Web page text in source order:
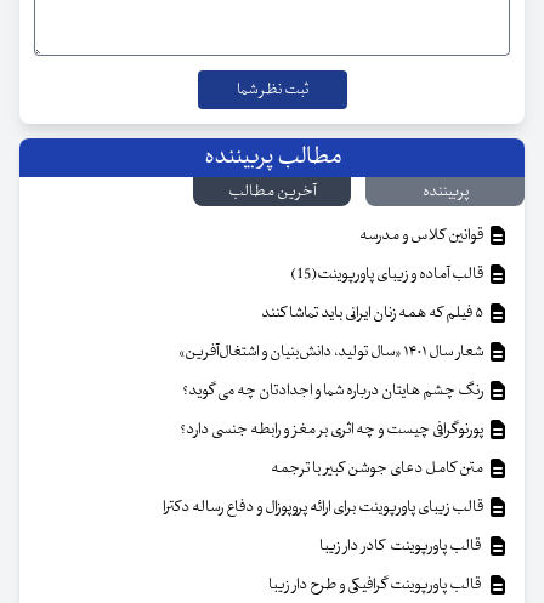
مطالب پربیننده
پربیننده
آخرین مطالب
قوانین کلاس و مدرسه
قالب آماده و زیبای پاورپوینت(15)
شعار سال ۱۴۰۱ «سال تولید، دانش‌بنیان و اشتغال‌آفرین»
رنگ چشم هایتان درباره شما و اجدادتان چه می گوید؟
پورنوگرافی چیست و چه اثری بر مغز و رابطه جنسی دارد؟
متن کامل دعای جوشن کبیر با ترجمه
قالب زیبای پاورپوینت برای ارائه پروپوزال و دفاع رساله دکترا
قالب پاورپوینت کادر دار زیبا
قالب پاورپوینت گرافیکی و طرح دار زیبا